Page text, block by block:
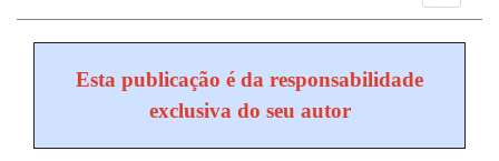
Esta publicação é da responsabilidade
exclusiva do seu autor
Ano
Mês
Próximo
Próximo